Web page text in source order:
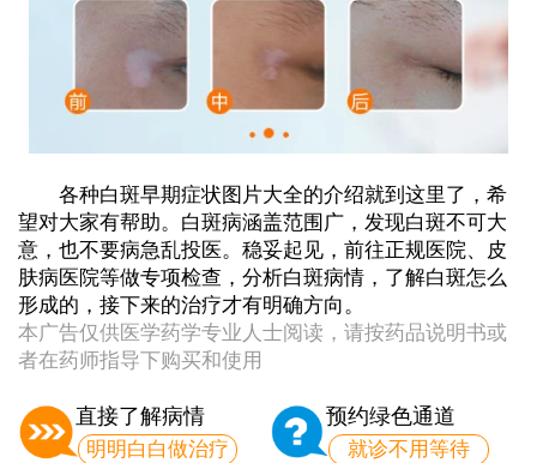
各种白斑早期症状图片大全的介绍就到这里了，希
望对大家有帮助。白斑病涵盖范围广，发现白斑不可大
意，也不要病急乱投医。稳妥起见，前往正规医院、皮
肤病医院等做专项检查，分析白斑病情，了解白斑怎么
形成的，接下来的治疗才有明确方向。
本广告仅供医学药学专业人士阅读，请按药品说明书或
者在药师指导下购买和使用
直接了解病情
明明白白做治疗
预约绿色通道
就诊不用等待